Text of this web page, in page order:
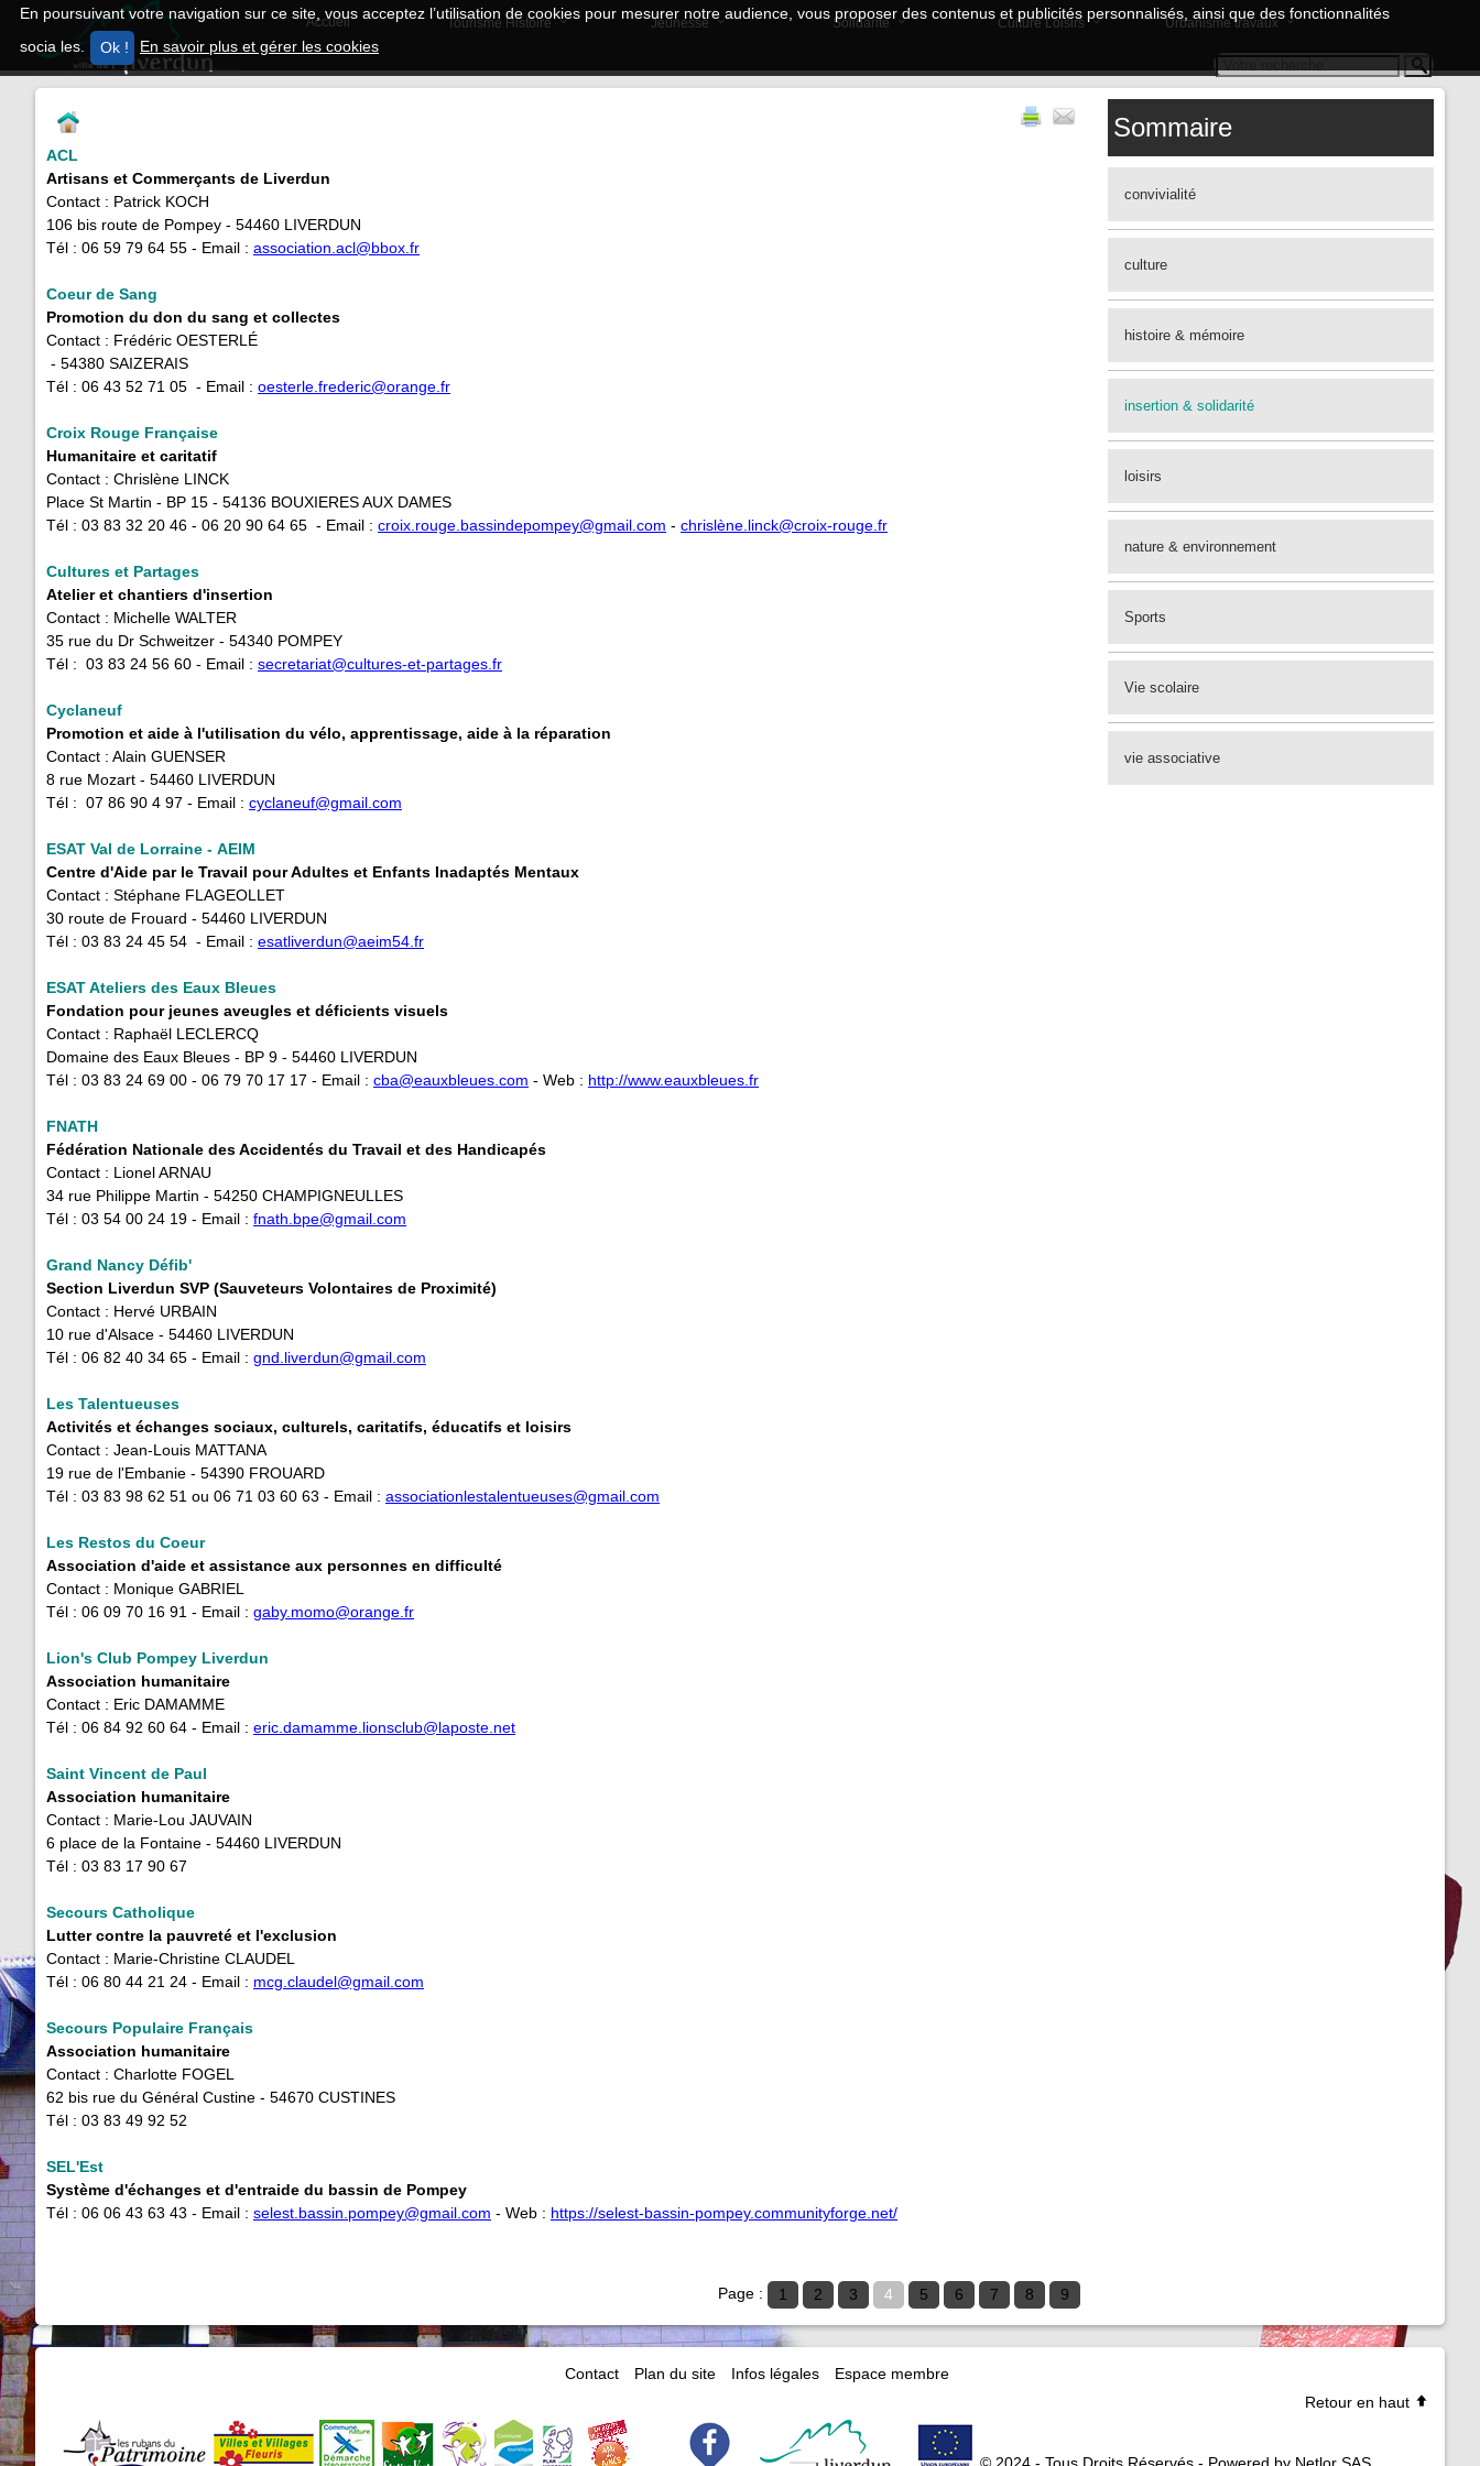
En poursuivant votre navigation sur ce site, vous acceptez l’utilisation de cookies pour mesurer notre audience, vous proposer des contenus et publicités personnalisés, ainsi que des fonctionnalités
socia les.
En savoir plus et gérer les cookies
Accueil Tourisme Histoire Jeunesse Solidarité Culture Loisirs Urbanisme travaux
ACL
Artisans et Commerçants de Liverdun
Contact : Patrick KOCH
106 bis route de Pompey - 54460 LIVERDUN
Tél : 06 59 79 64 55 - Email : association.acl@bbox.fr
Coeur de Sang
Promotion du don du sang et collectes
Contact : Frédéric OESTERLÉ
- 54380 SAIZERAIS
Tél : 06 43 52 71 05 - Email : oesterle.frederic@orange.fr
Croix Rouge Française
Humanitaire et caritatif
Contact : Chrislène LINCK
Place St Martin - BP 15 - 54136 BOUXIERES AUX DAMES
Tél : 03 83 32 20 46 - 06 20 90 64 65 - Email : croix.rouge.bassindepompey@gmail.com​ - chrislène.linck@croix-rouge.fr
Cultures et Partages
Atelier et chantiers d'insertion
Contact : Michelle WALTER
35 rue du Dr Schweitzer - 54340 POMPEY
Tél : 03 83 24 56 60 - Email : secretariat@cultures-et-partages.fr
Cyclaneuf
Promotion et aide à l'utilisation du vélo, apprentissage, aide à la réparation
Contact : Alain GUENSER
8 rue Mozart - 54460 LIVERDUN
Tél : 07 86 90 4 97 - Email : cyclaneuf@gmail.com
ESAT Val de Lorraine - AEIM
Centre d'Aide par le Travail pour Adultes et Enfants Inadaptés Mentaux
Contact : Stéphane FLAGEOLLET
30 route de Frouard - 54460 LIVERDUN
Tél : 03 83 24 45 54 - Email : esatliverdun@aeim54.fr
ESAT Ateliers des Eaux Bleues
Fondation pour jeunes aveugles et déficients visuels
Contact : Raphaël LECLERCQ
Domaine des Eaux Bleues - BP 9 - 54460 LIVERDUN
Tél : 03 83 24 69 00 - 06 79 70 17 17 - Email : cba@eauxbleues.com - ​Web : http://www.eauxbleues.fr
FNATH
Fédération Nationale des Accidentés du Travail et des Handicapés
Contact : Lionel ARNAU
34 rue Philippe Martin - 54250 CHAMPIGNEULLES
Tél : 03 54 00 24 19 - Email : ​ fnath.bpe@gmail.com
Grand Nancy Défib'
Section Liverdun SVP (Sauveteurs Volontaires de Proximité)
Contact : Hervé URBAIN
10 rue d'Alsace - 54460 LIVERDUN
Tél : 06 82 40 34 65 - Email : gnd.liverdun@gmail.com
Les Talentueuses
Activités et échanges sociaux, culturels, caritatifs, éducatifs et loisirs
Contact : Jean-Louis MATTANA
19 rue de l'Embanie - 54390 FROUARD
Tél : 03 83 98 62 51 ou 06 71 03 60 63 - Email : associationlestalentueuses@gmail.com
Les Restos du Coeur
Association d'aide et assistance aux personnes en difficulté
Contact : Monique GABRIEL
Tél : 06 09 70 16 91 - Email : gaby.momo@orange.fr
Lion's Club Pompey Liverdun
Association humanitaire
Contact : Eric DAMAMME
Tél : 06 84 92 60 64 - Email : eric.damamme.lionsclub@laposte.net
Saint Vincent de Paul
Association humanitaire
Contact : Marie-Lou JAUVAIN
6 place de la Fontaine - 54460 LIVERDUN
Tél : 03 83 17 90 67
Secours Catholique
Lutter contre la pauvreté et l'exclusion
Contact : Marie-Christine CLAUDEL
Tél : 06 80 44 21 24 - Email : ​ mcg.claudel@gmail.com
Secours Populaire Français
Association humanitaire
Contact : Charlotte FOGEL
62 bis rue du Général Custine - 54670 CUSTINES
Tél : 03 83 49 92 52
SEL'Est
Système d'échanges et d'entraide du bassin de Pompey
Tél : 06 06 43 63 43 - Email : selest.bassin.pompey@gmail.com - Web : https://selest-bassin-pompey.communityforge.net/
Page : 1 2 3 4 5 6 7 8 9
Sommaire
convivialité
culture
histoire & mémoire
insertion & solidarité
loisirs
nature & environnement
Sports
Vie scolaire
vie associative
Contact Plan du site Infos légales
Espace membre
Retour en haut